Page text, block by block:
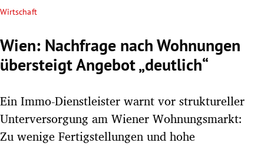
Untermenü
Wirtschaft
Wien: Nachfrage nach Wohnungen
übersteigt Angebot „deutlich“
Ein Immo-Dienstleister warnt vor struktureller
Unterversorgung am Wiener Wohnungsmarkt:
Zu wenige Fertigstellungen und hohe